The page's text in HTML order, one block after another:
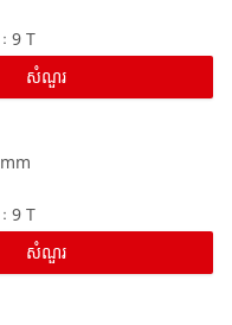
9 T
：
សំណួរ
mm
9 T
：
សំណួរ